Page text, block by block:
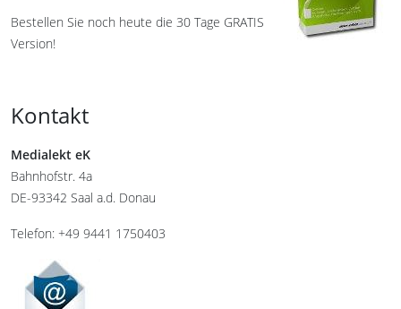
Bestellen Sie noch heute die 30 Tage GRATIS
Version!
Kontakt
Medialekt eK
Bahnhofstr. 4a
DE-93342 Saal a.d. Donau
Telefon: +49 9441 1750403